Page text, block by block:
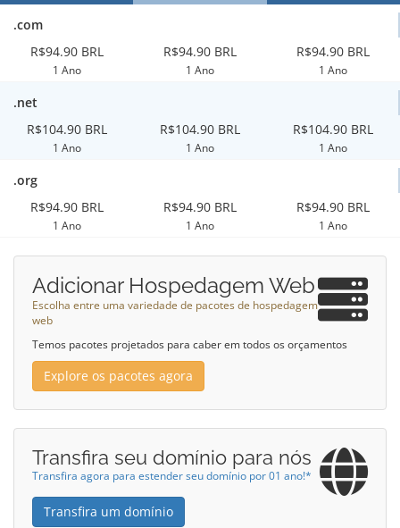
.com
R$94.90 BRL
1 Ano
R$94.90 BRL
1 Ano
R$94.90 BRL
1 Ano
.net
R$104.90 BRL
1 Ano
R$104.90 BRL
1 Ano
R$104.90 BRL
1 Ano
.org
R$94.90 BRL
1 Ano
R$94.90 BRL
1 Ano
R$94.90 BRL
1 Ano
Adicionar Hospedagem Web
Escolha entre uma variedade de pacotes de hospedagem
web
Temos pacotes projetados para caber em todos os orçamentos
Explore os pacotes agora
Transfira seu domínio para nós
Transfira agora para estender seu domínio por 01 ano!*
Transfira um domínio